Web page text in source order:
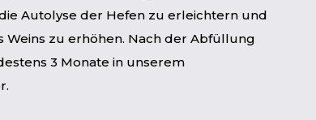
Autolyse der Hefen zu erleichtern und
Weins zu erhöhen. Nach der Abfüllung
3 Monate in unserem